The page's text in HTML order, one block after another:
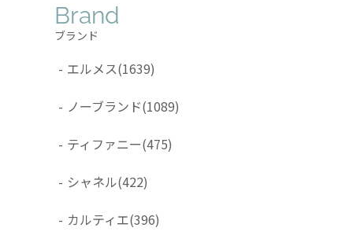
Brand
ブランド
- エルメス(1639)
- ノーブランド(1089)
- ティファニー(475)
- シャネル(422)
- カルティエ(396)